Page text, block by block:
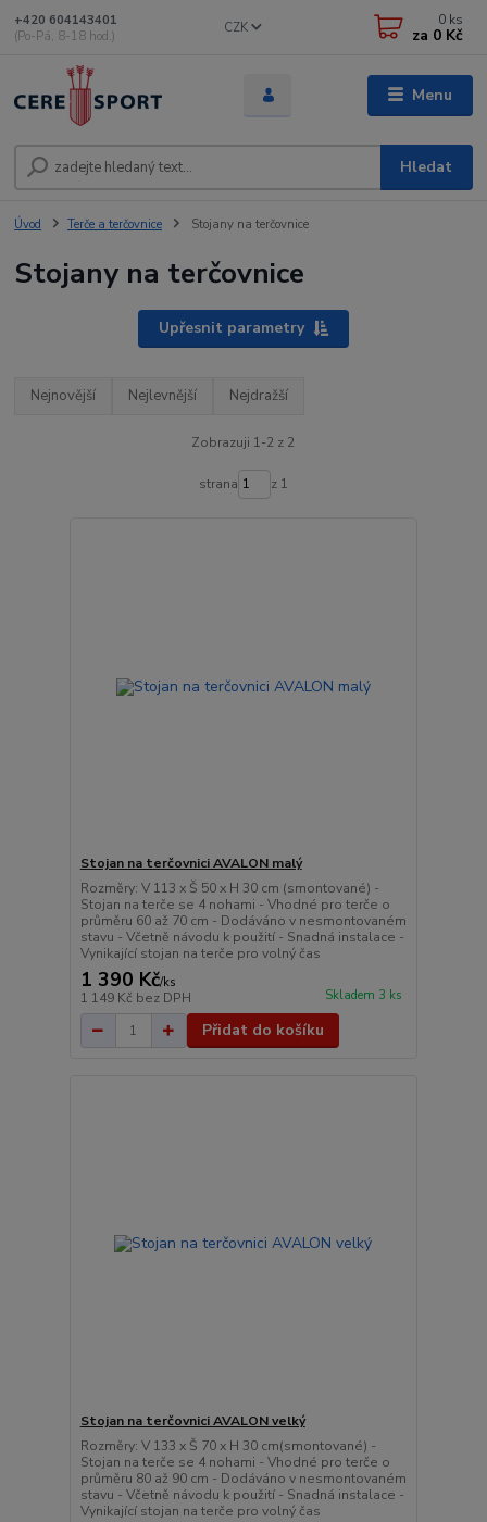
Menu
CZK
Hledat
+420 604143401
(Po-Pá, 8-18 hod.)
0 ks
za 0 Kč
Úvod Terče a terčovnice Stojany na terčovnice
Stojany na terčovnice
Upřesnit parametry
Nejnovější Nejlevnější Nejdražší
Zobrazuji 1-2 z 2
strana z 1
Stojan na terčovnici AVALON malý
Rozměry: V 113 x Š 50 x H 30 cm (smontované) -
Stojan na terče se 4 nohami - Vhodné pro terče o
průměru 60 až 70 cm - Dodáváno v nesmontovaném
stavu - Včetně návodu k použití - Snadná instalace -
Vynikající stojan na terče pro volný čas
1 390 Kč/ks
1 149 Kč bez DPH Skladem 3 ks
Přidat do košíku
Stojan na terčovnici AVALON velký
Rozměry: V 133 x Š 70 x H 30 cm(smontované) -
Stojan na terče se 4 nohami - Vhodné pro terče o
průměru 80 až 90 cm - Dodáváno v nesmontovaném
stavu - Včetně návodu k použití - Snadná instalace -
Vynikající stojan na terče pro volný čas